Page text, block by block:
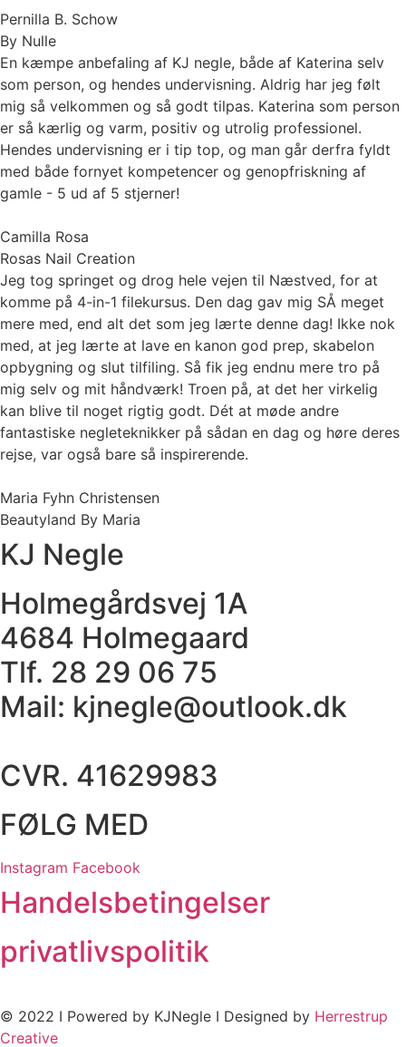
Pernilla B. Schow
By Nulle
En kæmpe anbefaling af KJ negle, både af Katerina selv
som person, og hendes undervisning. Aldrig har jeg følt
mig så velkommen og så godt tilpas. Katerina som person
er så kærlig og varm, positiv og utrolig professionel.
Hendes undervisning er i tip top, og man går derfra fyldt
med både fornyet kompetencer og genopfriskning af
gamle - 5 ud af 5 stjerner!
Camilla Rosa
Rosas Nail Creation
Jeg tog springet og drog hele vejen til Næstved, for at
komme på 4-in-1 filekursus. Den dag gav mig SÅ meget
mere med, end alt det som jeg lærte denne dag! Ikke nok
med, at jeg lærte at lave en kanon god prep, skabelon
opbygning og slut tilfiling. Så fik jeg endnu mere tro på
mig selv og mit håndværk! Troen på, at det her virkelig
kan blive til noget rigtig godt. Dét at møde andre
fantastiske negleteknikker på sådan en dag og høre deres
rejse, var også bare så inspirerende.
Maria Fyhn Christensen
Beautyland By Maria
KJ Negle
Holmegårdsvej 1A
4684 Holmegaard
Tlf. 28 29 06 75
Mail: kjnegle@outlook.dk
CVR. 41629983
FØLG MED
Instagram Facebook
Handelsbetingelser
privatlivspolitik
© 2022 I Powered by KJNegle I Designed by Herrestrup
Creative